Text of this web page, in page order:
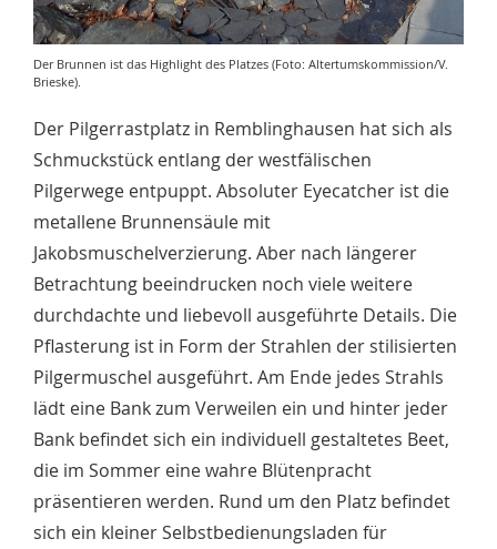
Der Brunnen ist das Highlight des Platzes (Foto: Altertumskommission/V.
Brieske).
Der Pilgerrastplatz in Remblinghausen hat sich als
Schmuckstück entlang der westfälischen
Pilgerwege entpuppt. Absoluter Eyecatcher ist die
metallene Brunnensäule mit
Jakobsmuschelverzierung. Aber nach längerer
Betrachtung beeindrucken noch viele weitere
durchdachte und liebevoll ausgeführte Details. Die
Pflasterung ist in Form der Strahlen der stilisierten
Pilgermuschel ausgeführt. Am Ende jedes Strahls
lädt eine Bank zum Verweilen ein und hinter jeder
Bank befindet sich ein individuell gestaltetes Beet,
die im Sommer eine wahre Blütenpracht
präsentieren werden. Rund um den Platz befindet
sich ein kleiner Selbstbedienungsladen für